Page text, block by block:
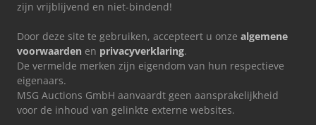
zijn vrijblijvend en niet-bindend!
Door deze site te gebruiken, accepteert u onze algemene
voorwaarden en privacyverklaring.
De vermelde merken zijn eigendom van hun respectieve
eigenaars.
MSG Auctions GmbH aanvaardt geen aansprakelijkheid
voor de inhoud van gelinkte externe websites.